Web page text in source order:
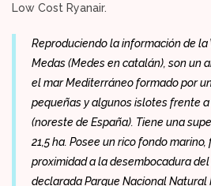
Low Cost Ryanair.
Reproduciendo la información de
Medas (Medes en catalán), son un
elmar Mediterráneoformado por
pequeñas y algunos islotes frente
(noreste deEspaña). Tiene una
21,5ha. Posee un rico fondo
proximidad a la desembocadura del
declarada Parque Nacional Natural